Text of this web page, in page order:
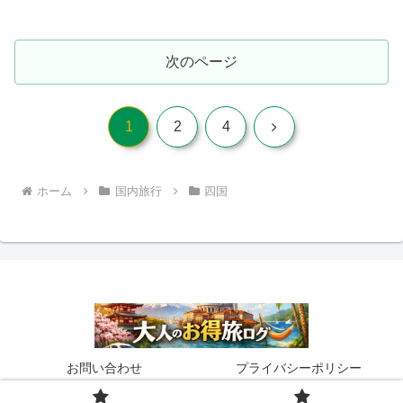
次のページ
1 2 4 次
ホーム 国内旅行 四国
お問い合わせ プライバシーポリシー